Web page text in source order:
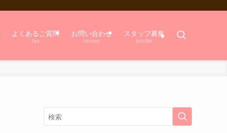
よくあるご質問
faq
お問い合わせ
contact
スタッフ募集
joboffer